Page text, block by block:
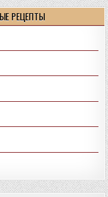
РЕЦЕПТЫ